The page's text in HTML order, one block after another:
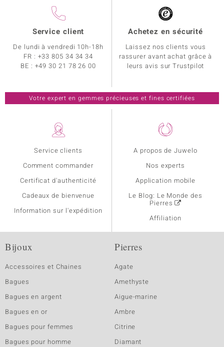
Service clients
Comment commander
Certificat d'authenticité
Cadeaux de bienvenue
Information sur l'expédition
A propos de Juwelo
Nos experts
Application mobile
Le Blog: Le Monde des
Pierres
Affiliation
Service client
De lundi à vendredi 10h-18h
FR : +33 805 34 34 34
BE : +49 30 21 78 26 00
Achetez en sécurité
Laissez nos clients vous
rassurer avant achat grâce à
leurs avis sur Trustpilot
Votre expert en gemmes précieuses et fines certifiées
Bijoux
Accessoires et Chaines
Bagues
Bagues en argent
Bagues en or
Bagues pour femmes
Bagues pour homme
Pierres
Agate
Amethyste
Aigue-marine
Ambre
Citrine
Diamant